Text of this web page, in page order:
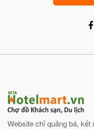
Website chỉ quảng bá, kết